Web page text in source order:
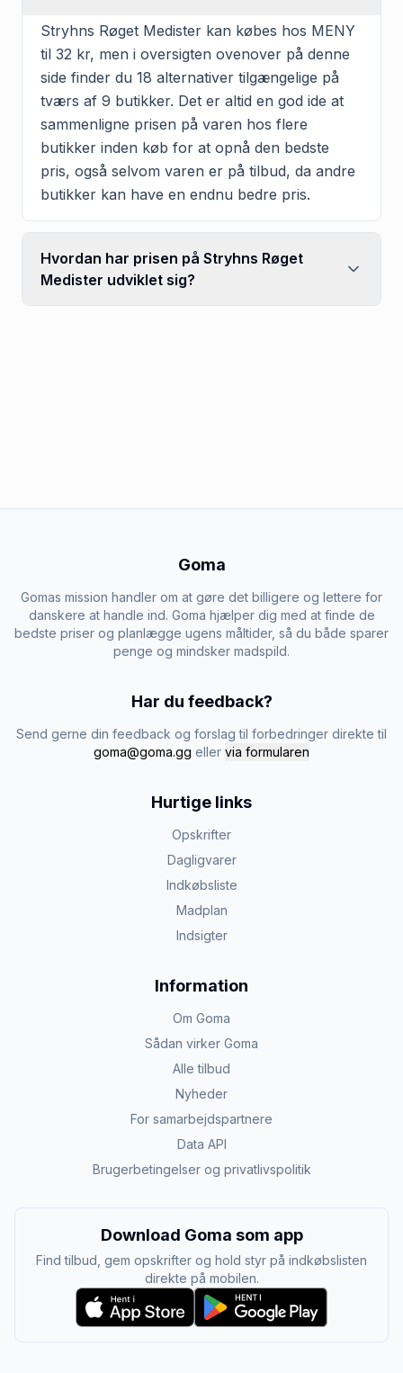
Stryhns Røget Medister kan købes hos MENY
til 32 kr, men i oversigten ovenover på denne
side finder du 18 alternativer tilgængelige på
tværs af 9 butikker. Det er altid en god ide at
sammenligne prisen på varen hos flere
butikker inden køb for at opnå den bedste
pris, også selvom varen er på tilbud, da andre
butikker kan have en endnu bedre pris.
Hvordan har prisen på Stryhns Røget
Medister udviklet sig?
Goma
Gomas mission handler om at gøre det billigere og lettere for
danskere at handle ind. Goma hjælper dig med at finde de
bedste priser og planlægge ugens måltider, så du både sparer
penge og mindsker madspild.
Har du feedback?
Send gerne din feedback og forslag til forbedringer direkte til
goma@goma.gg eller via formularen
Hurtige links
Opskrifter
Dagligvarer
Indkøbsliste
Madplan
Indsigter
Information
Om Goma
Sådan virker Goma
Alle tilbud
Nyheder
For samarbejdspartnere
Data API
Brugerbetingelser og privatlivspolitik
Download Goma som app
Find tilbud, gem opskrifter og hold styr på indkøbslisten
direkte på mobilen.